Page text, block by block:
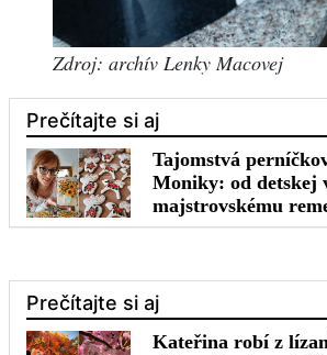
Zdroj: archív Lenky Macovej